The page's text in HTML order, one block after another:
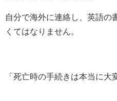
自分で海外に連絡し、英語の
くてはなりません。
「死亡時の手続きは本当に大